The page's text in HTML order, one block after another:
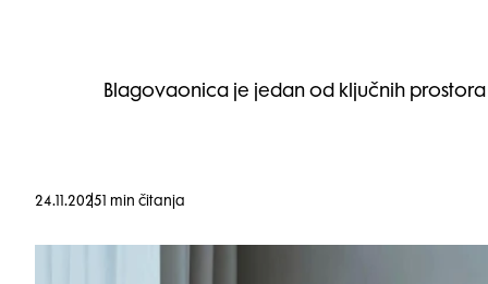
Blagovaonica je jedan od ključnih
24.11.2025 1 min čitanja